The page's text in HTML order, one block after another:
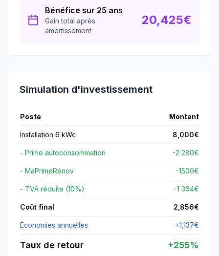
Bénéfice sur 25 ans
Gain total après
amortissement
20,425€
Simulation d'investissement
Poste Montant
Installation 6 kWc 8,000€
- Prime autoconsommation -2 280€
- MaPrimeRénov' -1500€
- TVA réduite (10%) -1 364€
Coût final 2,856€
Économies annuelles +1,137€
Taux de retour +255%